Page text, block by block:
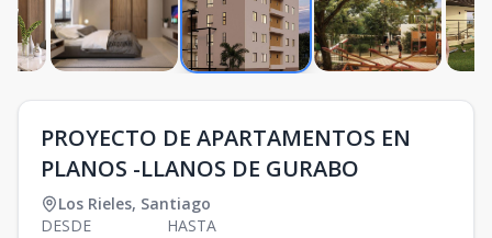
PROYECTO DE APARTAMENTOS EN
PLANOS -LLANOS DE GURABO
Los Rieles, Santiago
DESDE
HASTA